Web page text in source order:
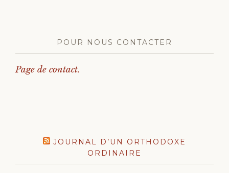
POUR NOUS CONTACTER
Page de contact.
JOURNAL D’UN ORTHODOXE
ORDINAIRE